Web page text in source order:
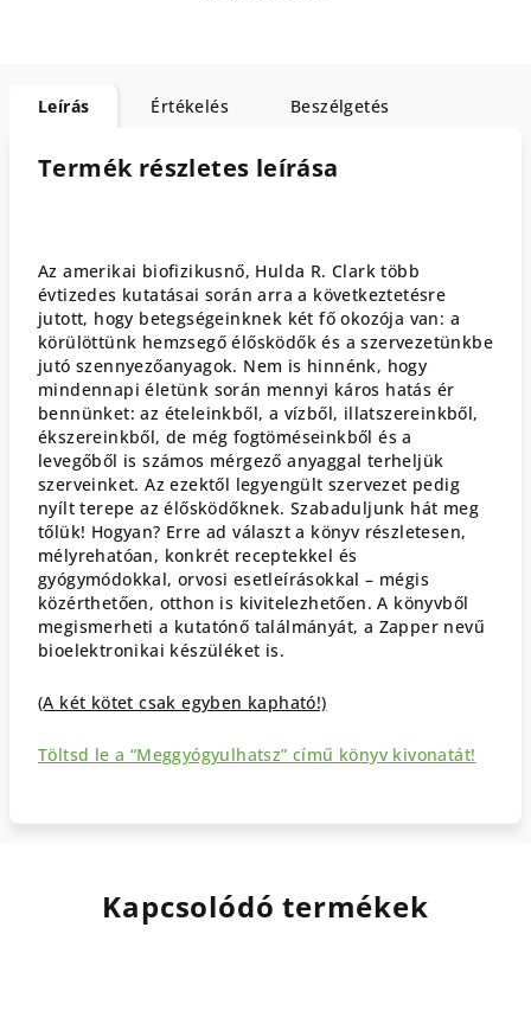
Leírás Értékelés Beszélgetés
Termék részletes leírása
Az amerikai biofizikusnő, Hulda R. Clark több
évtizedes kutatásai során arra a következtetésre
jutott, hogy betegségeinknek két fő okozója van: a
körülöttünk hemzsegő élősködők és a szervezetünkbe
jutó szennyezőanyagok. Nem is hinnénk, hogy
mindennapi életünk során mennyi káros hatás ér
bennünket: az ételeinkből, a vízből, illatszereinkből,
ékszereinkből, de még fogtöméseinkből és a
levegőből is számos mérgező anyaggal terheljük
szerveinket. Az ezektől legyengült szervezet pedig
nyílt terepe az élősködőknek. Szabaduljunk hát meg
tőlük! Hogyan? Erre ad választ a könyv részletesen,
mélyrehatóan, konkrét receptekkel és
gyógymódokkal, orvosi esetleírásokkal – mégis
közérthetően, otthon is kivitelezhetően. A könyvből
megismerheti a kutatónő találmányát, a Zapper nevű
bioelektronikai készüléket is.
(A két kötet csak egyben kapható!)
Töltsd le a “Meggyógyulhatsz” című könyv kivonatát!
Kapcsolódó termékek